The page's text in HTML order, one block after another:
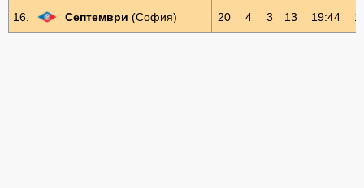
16. Септември (София) 20 4 3 13 19:44